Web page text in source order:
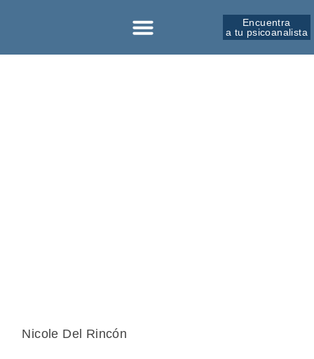
Encuentra
a tu psicoanalista
Nicole Del Rincón